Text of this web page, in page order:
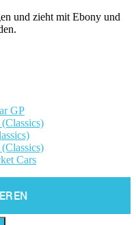
und zieht mit Ebony und
GP
Cars